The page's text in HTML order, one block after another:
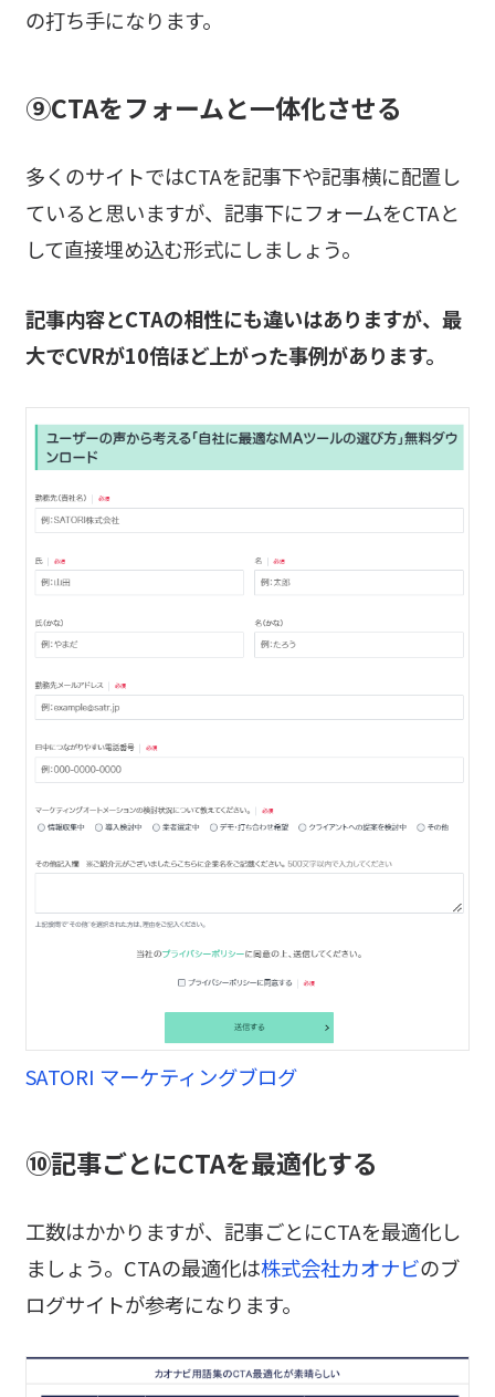
の打ち手になります。
⑨CTAをフォームと一体化させる
多くのサイトではCTAを記事下や記事横に配置し
ていると思いますが、記事下にフォームをCTAと
して直接埋め込む形式にしましょう。
記事内容とCTAの相性にも違いはありますが、最
大でCVRが10倍ほど上がった事例があります。
SATORI マーケティングブログ
⑩記事ごとにCTAを最適化する
工数はかかりますが、記事ごとにCTAを最適化し
ましょう。CTAの最適化は株式会社カオナビのブ
ログサイトが参考になります。